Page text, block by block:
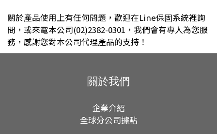
關於產品使用上有任何問題，歡迎在Line保固系統裡詢
問，或來電本公司(02)2382-0301 ，我們會有專人為您服
務，感謝您對本公司代理產品的支持！
關於我們
企業介紹
全球分公司據點